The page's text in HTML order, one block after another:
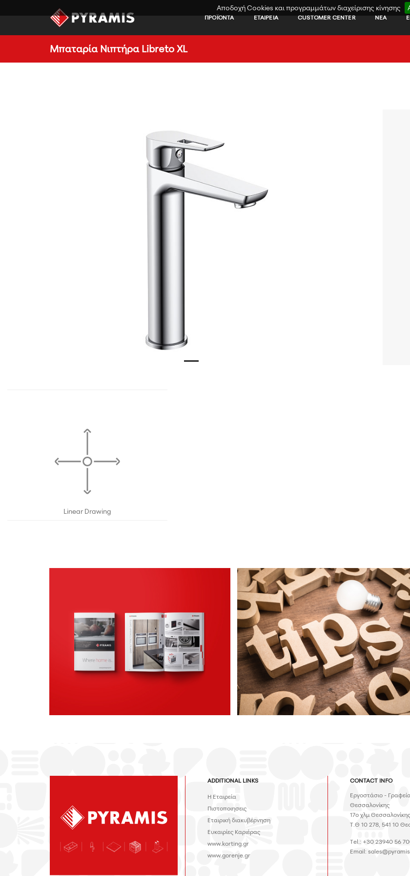
Αποδοχή Cookies και προγραμμάτων διαχείρισης κίνησης
ΠΡΟΪΟΝΤΑ ΕΤΑΙΡΕΙΑ CUSTOMER CENTER ΝΕΑ
Μπαταρία Νιπτήρα Libreto XL
Linear Drawing
Κατάλογοι
ΕΝΤΥΠΟ ΥΛΙΚΟ
ΕΞΥΠΝΕΣ ΣΥΜΒΟΥΛΕΣ
ΔΗΜΙΟΥΡΓΙΚΟ ΠΕΡΙΕΧΟΜΕΝΟ
ADDITIONAL LINKS
H Εταιρεία
Πιστοποιησεις
Εταιρική διακυβέρνηση
Ευκαιρίες Καριέρας
www.korting.gr
www.gorenje.gr
CONTACT INFO
Εργοστάσιο -
Θεσσαλονίκης
17ο χλμ
Τ.Θ 10 278, 541 10
Tel.: +30 23940 56
Email: